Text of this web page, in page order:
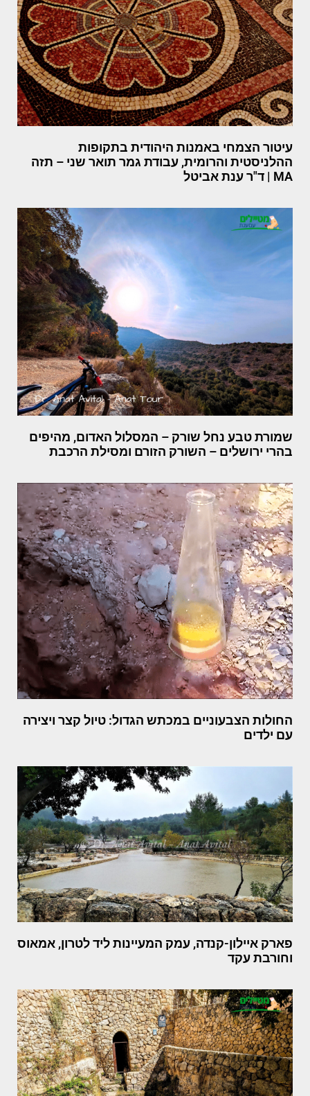
עיטור הצמחי באמנות היהודית בתקופות
ההלניסטית והרומית, עבודת גמר תואר שני – תזה
MA | ד"ר ענת אביטל
שמורת טבע נחל שורק – המסלול האדום, מהיפים
בהרי ירושלים – השורק הזורם ומסילת הרכבת
החולות הצבעוניים במכתש הגדול: טיול קצר ויצירה
עם ילדים
פארק איילון-קנדה, עמק המעיינות ליד לטרון, אמאוס
וחורבת עקד